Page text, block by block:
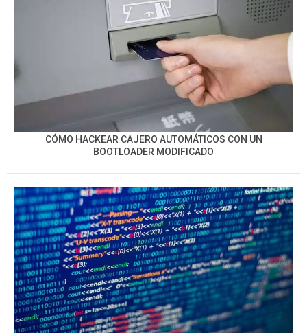
CÓMO HACKEAR CAJERO AUTOMÁTICOS CON UN
BOOTLOADER MODIFICADO